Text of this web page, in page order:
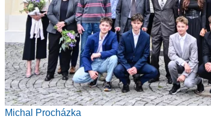
Michal Procházka